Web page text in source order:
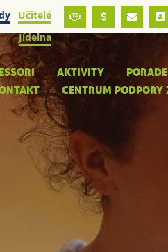
Učitelé
Jídelna
AKTIVITY
CENTRUM PODPORY